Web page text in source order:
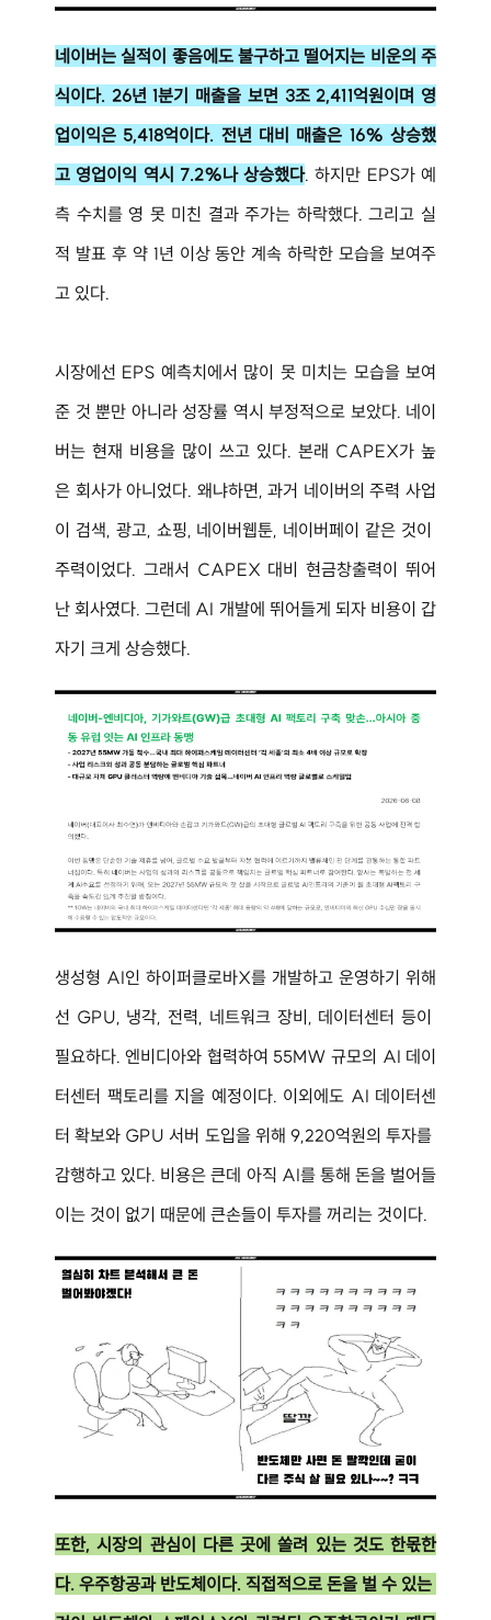
네이버는 실적이 좋음에도 불구하고 떨어지는 비운의 주
식이다. 26년 1분기 매출을 보면 3조 2,411억원이며 영
업이익은 5,418억이다. 전년 대비 매출은 16% 상승했
고 영업이익 역시 7.2%나 상승했다. 하지만 EPS가 예
측 수치를 영 못 미친 결과 주가는 하락했다. 그리고 실
적 발표 후 약 1년 이상 동안 계속 하락한 모습을 보여주
고 있다.
시장에선 EPS 예측치에서 많이 못 미치는 모습을 보여
준 것 뿐만 아니라 성장률 역시 부정적으로 보았다. 네이
버는 현재 비용을 많이 쓰고 있다. 본래 CAPEX가 높
은 회사가 아니었다. 왜냐하면, 과거 네이버의 주력 사업
이 검색, 광고, 쇼핑, 네이버웹툰, 네이버페이 같은 것이
주력이었다. 그래서 CAPEX 대비 현금창출력이 뛰어
난 회사였다. 그런데 AI 개발에 뛰어들게 되자 비용이 갑
자기 크게 상승했다.
생성형 AI인 하이퍼클로바X를 개발하고 운영하기 위해
선 GPU, 냉각, 전력, 네트워크 장비, 데이터센터 등이
필요하다. 엔비디아와 협력하여 55MW 규모의 AI 데이
터센터 팩토리를 지을 예정이다. 이외에도 AI 데이터센
터 확보와 GPU 서버 도입을 위해 9,220억원의 투자를
감행하고 있다. 비용은 큰데 아직 AI를 통해 돈을 벌어들
이는 것이 없기 때문에 큰손들이 투자를 꺼리는 것이다.
또한, 시장의 관심이 다른 곳에 쏠려 있는 것도 한몫한
다. 우주항공과 반도체이다. 직접적으로 돈을 벌 수 있는